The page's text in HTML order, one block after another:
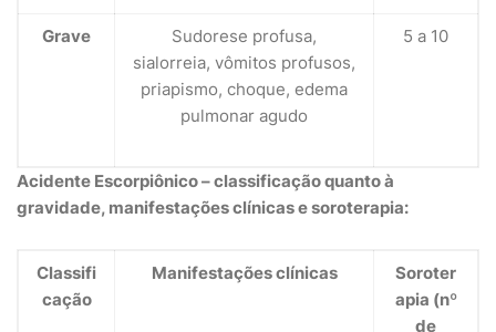
Grave
Sudorese profusa,
sialorreia, vômitos profusos,
priapismo, choque, edema
pulmonar agudo
5 a 10
Acidente Escorpiônico – classificação quanto à
gravidade, manifestações clínicas e soroterapia:
Classifi
cação
Manifestações clínicas
Soroter
apia (nº
de